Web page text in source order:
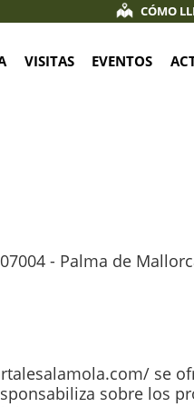
CÓMO
VISITAS EVENTOS
- Palma de
se
sobre los